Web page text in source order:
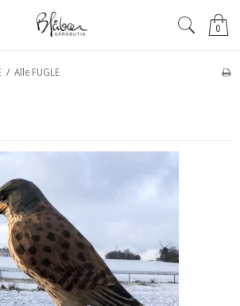
0
/ Alle FUGLE